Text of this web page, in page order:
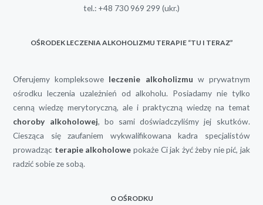
tel.: +48 730 969 299 (ukr.)
OŚRODEK LECZENIA ALKOHOLIZMU TERAPIE “TU I TERAZ”
Oferujemy kompleksowe leczenie alkoholizmu w prywatnym
ośrodku leczenia uzależnień od alkoholu. Posiadamy nie tylko
cenną wiedzę merytoryczną, ale i praktyczną wiedzę na temat
choroby alkoholowej, bo sami doświadczyliśmy jej skutków.
Ciesząca się zaufaniem wykwalifikowana kadra specjalistów
prowadząc terapie alkoholowe pokaże Ci jak żyć żeby nie pić, jak
radzić sobie ze sobą.
O OŚRODKU